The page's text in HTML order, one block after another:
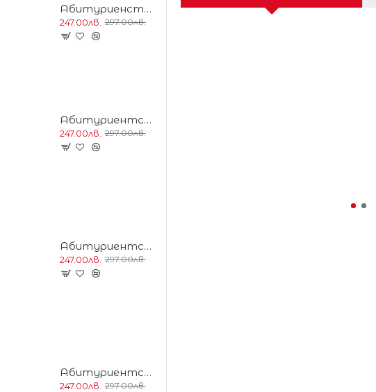
Абитуриенстка Дълга Блестяща Рокля Цвят Шампанско
247.00лв. 297.00лв.
Абитуриентска Бална Дълга Блестяща Рокля Цвят Мента
247.00лв. 297.00лв.
Абитуриентска Бална Дълга Блестяща Рокля Цвят Светлорозов
247.00лв. 297.00лв.
Абитуриентска Бална Дълга Блестяща Рокля Цвят Светлосин
247.00лв. 297.00лв.